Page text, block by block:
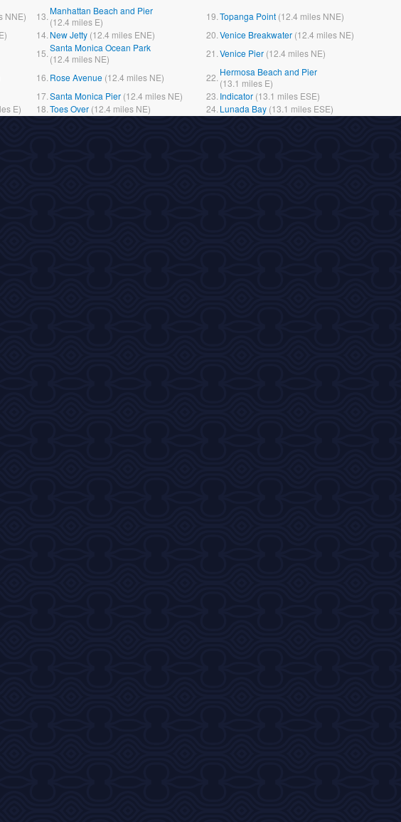
NNE) 13. Manhattan Beach and Pier
(12.4 miles E) 19. Topanga Point (12.4 miles NNE)
14. New Jetty (12.4 miles ENE) 20. Venice Breakwater (12.4 miles NE)
15. Santa Monica Ocean Park
(12.4 miles NE) 21. Venice Pier (12.4 miles NE)
16. Rose Avenue (12.4 miles NE) 22. Hermosa Beach and Pier
(13.1 miles E)
17. Santa Monica Pier (12.4 miles NE) 23. Indicator (13.1 miles ESE)
E) 18. Toes Over (12.4 miles NE) 24. Lunada Bay (13.1 miles ESE)